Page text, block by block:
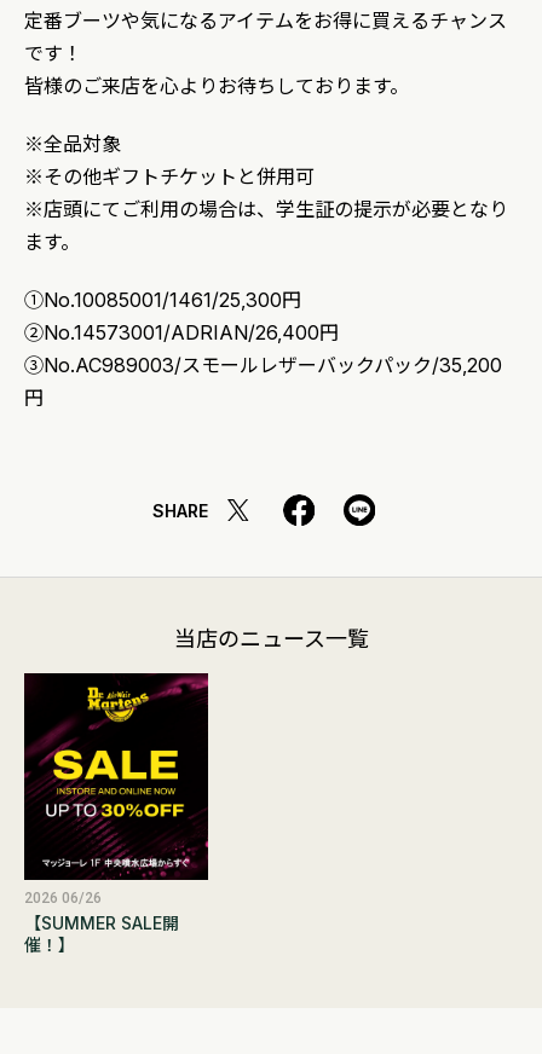
定番ブーツや気になるアイテムをお得に買えるチャンス
です！
皆様のご来店を心よりお待ちしております。
※全品対象
※その他ギフトチケットと併用可
※店頭にてご利用の場合は、学生証の提示が必要となり
ます。
①No.10085001/1461/25,300円
②No.14573001/ADRIAN/26,400円
③No.AC989003/スモールレザーバックパック/35,200
円
SHARE
当店のニュース一覧
2026 06/26
【SUMMER SALE開
催！】